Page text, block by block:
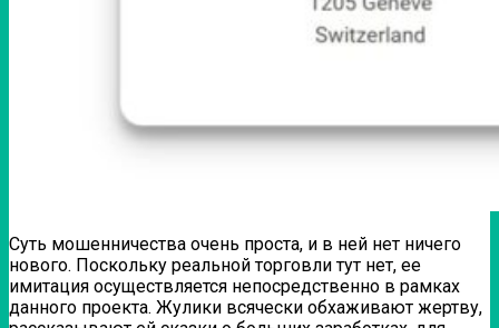
Суть мошенничества очень проста, и в ней нет ничего
нового. Поскольку реальной торговли тут нет, ее
имитация осуществляется непосредственно в рамках
данного проекта. Жулики всячески обхаживают жертву,